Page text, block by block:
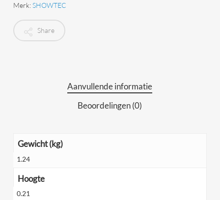
Merk:SHOWTEC
Share
Aanvullende informatie
Beoordelingen (0)
Gewicht (kg)
1.24
Hoogte
0.21